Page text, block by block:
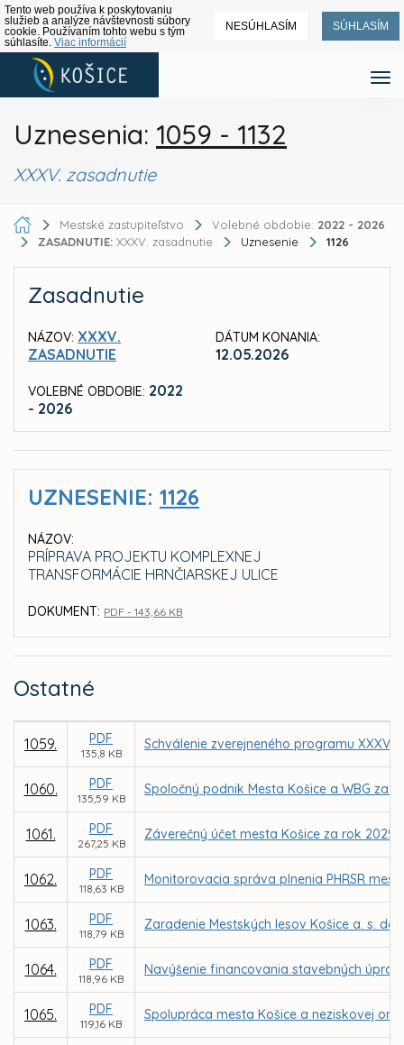
Tento web používa k poskytovaniu
služieb a analýze návštevnosti súbory
cookie. Používaním tohto webu s tým
súhlasíte. Viac informácií
NESÚHLASÍM SÚHLASÍM
Uznesenia: 1059 - 1132
XXXV. zasadnutie
Mestské zastupiteľstvo Volebné obdobie: 2022 - 2026
ZASADNUTIE: XXXV. zasadnutie Uznesenie 1126
Zasadnutie
NÁZOV: XXXV.
ZASADNUTIE
VOLEBNÉ OBDOBIE: 2022
- 2026
DÁTUM KONANIA:
12.05.2026
UZNESENIE: 1126
NÁZOV:
PRÍPRAVA PROJEKTU KOMPLEXNEJ
TRANSFORMÁCIE HRNČIARSKEJ ULICE
DOKUMENT: PDF - 143,66 KB
Ostatné
1059. PDF
135,8 KB
Schválenie zverejneného programu XXXV.
1060. PDF
135,59 KB
Spoločný podnik Mesta Košice a WBG za
1061. PDF
267,25 KB
Záverečný účet mesta Košice za rok 2025
1062. PDF
118,63 KB
Monitorovacia správa plnenia PHRSR
1063. PDF
118,79 KB
Zaradenie Mestských lesov Košice a. s.
1064. PDF
118,96 KB
Navýšenie financovania stavebných
1065. PDF
119,16 KB
Spolupráca mesta Košice a neziskovej